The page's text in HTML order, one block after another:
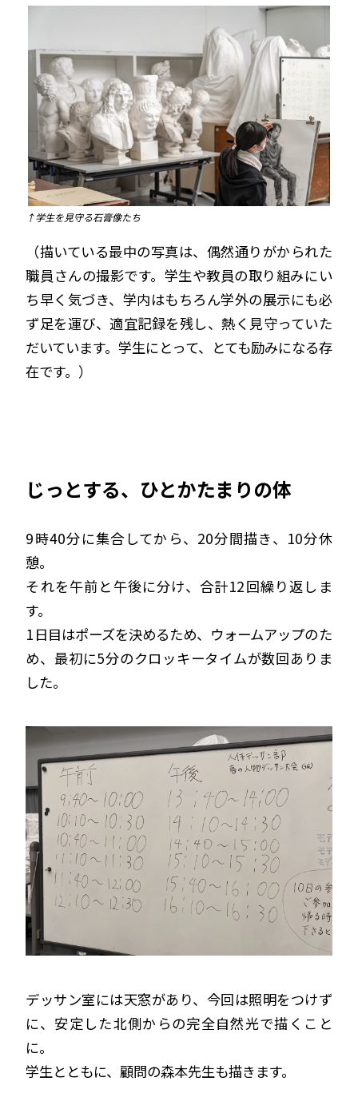
↑学生を見守る石膏像たち
（描いている最中の写真は、偶然通りがかられた
職員さんの撮影です。学生や教員の取り組みにい
ち早く気づき、学内はもちろん学外の展示にも必
ず足を運び、適宜記録を残し、熱く見守っていた
だいています。学生にとって、とても励みになる存
在です。）
じっとする、ひとかたまりの体
9時40分に集合してから、20分間描き、10分休
憩。
それを午前と午後に分け、合計12回繰り返しま
す。
1日目はポーズを決めるため、ウォームアップのた
め、最初に5分のクロッキータイムが数回ありま
した。
デッサン室には天窓があり、今回は照明をつけず
に、安定した北側からの完全自然光で描くこと
に。
学生とともに、顧問の森本先生も描きます。